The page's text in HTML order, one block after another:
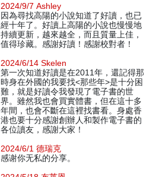
2024/9/7 Ashley
因為尋找高陽的小說知道了好讀，也已
經十年了。好讀上高陽的小說也慢慢地
持續更新，越來越全，而且質量上佳，
值得珍藏。感謝好讀！感謝校對者！
2024/6/14 Skelen
第一次知道好讀是在2011年，還記得那
時身在外國的我要找<那些年>是十分困
難，就是好讀令我發現了電子書的世
界。雖然我也會買實體書，但在這十多
年間，也會不斷在這裡找書看。身處香
港也要十分感謝創辦人和製作電子書的
各位讀友，感謝大家！
2024/6/1 德瑞克
感谢你无私的分享。